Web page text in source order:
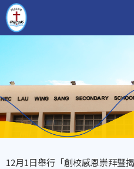
12月1日舉行「創校感恩崇拜暨